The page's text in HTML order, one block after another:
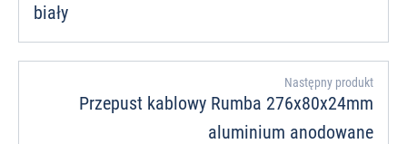
biały
Następny produkt
Przepust kablowy Rumba 276x80x24mm
aluminium anodowane